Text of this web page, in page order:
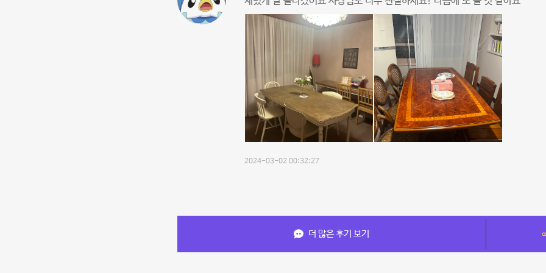
2024-03-02 00:32:27
더 많은 후기 보기